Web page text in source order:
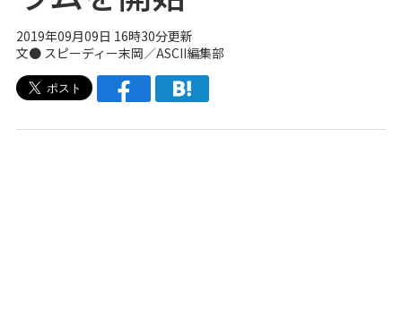
2019年09月09日 16時30分更新
文● スピーディー末岡／ASCII編集部